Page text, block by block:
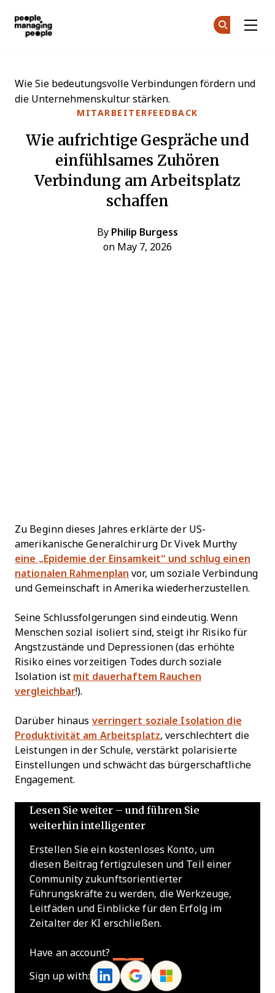
MITARBEITERFEEDBACK
Wie aufrichtige Gespräche und
einfühlsames Zuhören
Verbindung am Arbeitsplatz
schaffen
By Philip Burgess
on May 7, 2026
Wie Sie bedeutungsvolle Verbindungen fördern und
die Unternehmenskultur stärken.
Zu Beginn dieses Jahres erklärte der US-
amerikanische Generalchirurg Dr. Vivek Murthy
eine „Epidemie der Einsamkeit“ und schlug einen
nationalen Rahmenplan vor, um soziale Verbindung
und Gemeinschaft in Amerika wiederherzustellen.
Seine Schlussfolgerungen sind eindeutig. Wenn
Menschen sozial isoliert sind, steigt ihr Risiko für
Angstzustände und Depressionen (das erhöhte
Risiko eines vorzeitigen Todes durch soziale
Isolation ist mit dauerhaftem Rauchen
vergleichbar!).
Darüber hinaus verringert soziale Isolation die
Produktivität am Arbeitsplatz, verschlechtert die
Leistungen in der Schule, verstärkt polarisierte
Einstellungen und schwächt das bürgerschaftliche
Engagement.
Lesen Sie weiter – und führen Sie
weiterhin intelligenter
Erstellen Sie ein kostenloses Konto, um
diesen Beitrag fertigzulesen und Teil einer
Community zukunftsorientierter
Führungskräfte zu werden, die Werkzeuge,
Leitfäden und Einblicke für den Erfolg im
Zeitalter der KI erschließen.
Have an account?
Sign up with: